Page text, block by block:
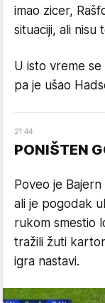
imao zicer,
situaciji, ali nisu
U isto vreme
pa je ušao
21:44
PONIŠTEN
Poveo je
ali je pogodak
rukom smestio
tražili žuti
igra nastavi.